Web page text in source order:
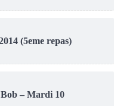
(5eme repas)
– Mardi 10